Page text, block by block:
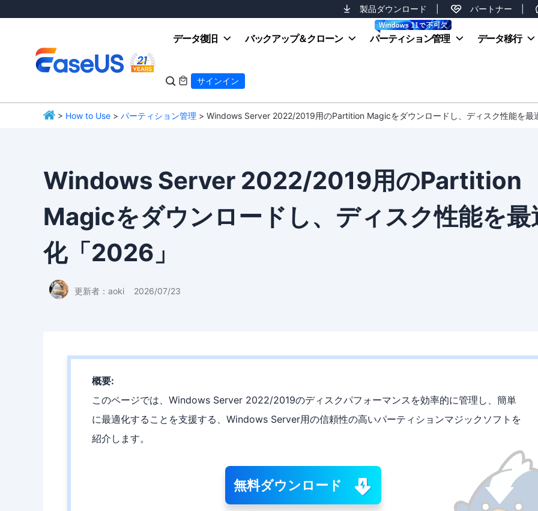
製品ダウンロード パートナー
データ復旧 バックアップ＆クローン パーティション管理 データ移行
  サインイン
> How to Use > パーティション管理 > Windows Server 2022/2019用のPartition Magicをダウンロードし、ディスク性能を最
Windows Server 2022/2019用のPartition
Magicをダウンロードし、ディスク性能を最
化「2026」
更新者： aoki 2026/07/23
概要:
このページでは、Windows Server 2022/2019のディスクパフォーマンスを効率的に管理し、簡単
に最適化することを支援する、Windows Server用の信頼性の高いパーティションマジックソフトを
紹介します。
無料ダウンロード